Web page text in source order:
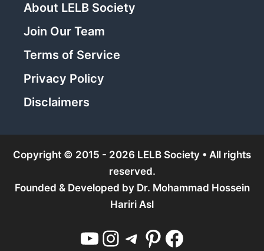
About LELB Society
Join Our Team
Terms of Service
Privacy Policy
Disclaimers
Copyright © 2015 - 2026 LELB Society • All rights
reserved.
Founded & Developed by Dr. Mohammad Hossein
Hariri Asl
YouTube Instagram Telegram Pinterest Facebook